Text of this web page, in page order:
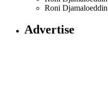
Roni Djamaloeddin
Advertise